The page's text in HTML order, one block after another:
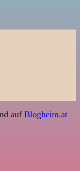
auf Blogheim.at